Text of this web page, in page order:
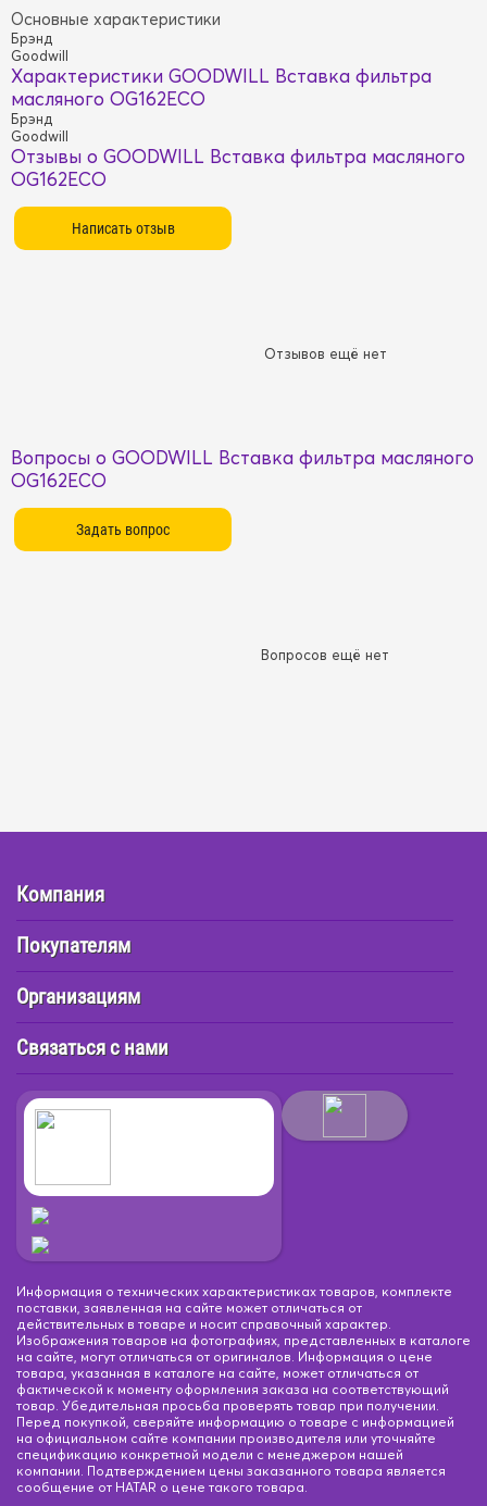
Основные характеристики
Брэнд
Goodwill
Характеристики GOODWILL Вставка фильтра
масляного OG162ECO
Брэнд
Goodwill
Отзывы о GOODWILL Вставка фильтра масляного
OG162ECO
Отзывов ещё нет
Вопросы о GOODWILL Вставка фильтра масляного
OG162ECO
Вопросов ещё нет
Компания
Покупателям
Организациям
Связаться с нами
Информация о технических характеристиках товаров, комплекте
поставки, заявленная на сайте может отличаться от
действительных в товаре и носит справочный характер.
Изображения товаров на фотографиях, представленных в каталоге
на сайте, могут отличаться от оригиналов. Информация о цене
товара, указанная в каталоге на сайте, может отличаться от
фактической к моменту оформления заказа на соответствующий
товар. Убедительная просьба проверять товар при получении.
Перед покупкой, сверяйте информацию о товаре с информацией
на официальном сайте компании производителя или уточняйте
спецификацию конкретной модели с менеджером нашей
компании. Подтверждением цены заказанного товара является
сообщение от HATAR о цене такого товара.